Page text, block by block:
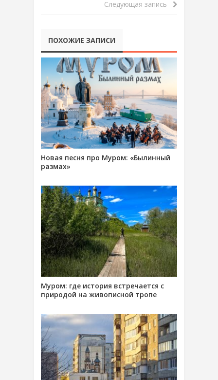
Следующая запись
ПОХОЖИЕ ЗАПИСИ
Новая песня про Муром: «Былинный
размах»
Муром: где история встречается с
природой на живописной тропе